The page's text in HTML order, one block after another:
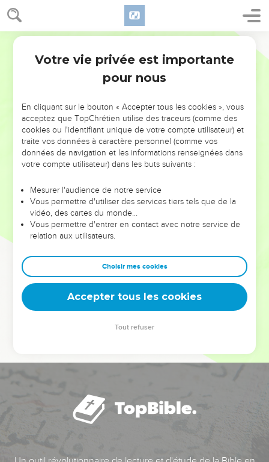
NE MANQUEZ PAS L’ÉVÉNEMENT
DE L’ANNÉE !
ET SI LEURS ERREURS POUVAIENT VOUS ÉVITER LES
VOTRES ?
leur foi ou leur vision. Mais on voit moins les doutes, les erreurs
et les saisons difficiles qu'ils ont traversés, alors même que ce
sont elles qui les ont façonnés.
Dans cette conférence, leaders, entrepreneurs, et responsables
clés pour avancer avec plus de sagesse afin que leurs erreurs
deviennent vos tremplins. Que vous guidiez un ministère, une
équipe, un groupe ou une famille, leur expérience est faite
Votre vie privée est importante
pour nous
En cliquant sur le bouton « Accepter tous les cookies », vous
acceptez que TopChrétien utilise des traceurs (comme des
cookies ou l'identifiant unique de votre compte utilisateur) et
traite vos données à caractère personnel (comme vos
données de navigation et les informations renseignées dans
votre compte utilisateur) dans les buts suivants :
Mesurer l'audience de notre service
Vous permettre d'utiliser des services tiers tels que de la
vidéo, des cartes du monde…
Vous permettre d'entrer en contact avec notre service de
relation aux utilisateurs.
Choisir mes cookies
Accepter tous les cookies
Tout refuser